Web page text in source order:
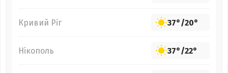
Кривий Ріг 37°/20°
Нікополь 37°/22°